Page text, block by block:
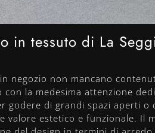
in tessuto di La
negozio non mancano
la medesima attenzione
godere di grandi spazi aperti
valore estetico e funzionale. Il